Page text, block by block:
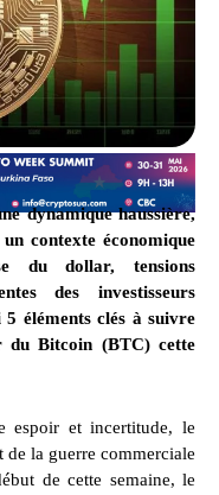
dynamique haussière,
contexte économique
du dollar, tensions
des investisseurs
éléments clés à suivre
du Bitcoin (BTC) cette
espoir et incertitude, le
la guerre commerciale
de cette semaine, le